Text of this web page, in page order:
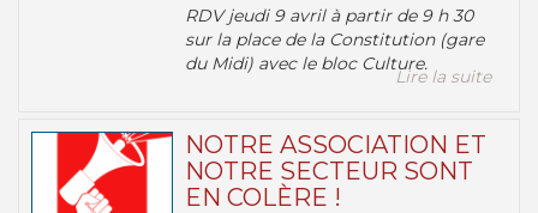
RDV jeudi 9 avril à partir de 9 h 30
sur la place de la Constitution (gare
du Midi) avec le bloc Culture.
Lire la suite
NOTRE ASSOCIATION ET
NOTRE SECTEUR SONT
EN COLÈRE !